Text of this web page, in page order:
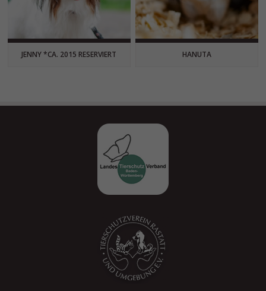
JENNY *CA. 2015 RESERVIERT HANUTA